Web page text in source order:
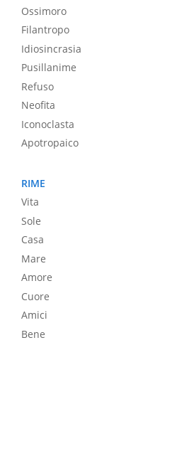
Ossimoro
Filantropo
Idiosincrasia
Pusillanime
Refuso
Neofita
Iconoclasta
Apotropaico
RIME
Vita
Sole
Casa
Mare
Amore
Cuore
Amici
Bene